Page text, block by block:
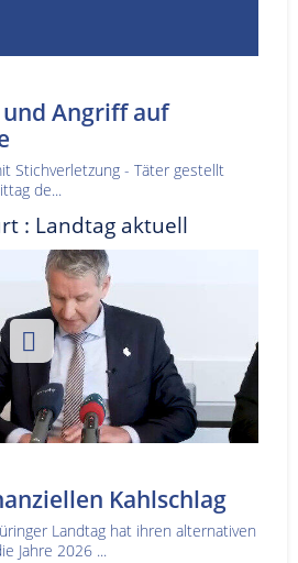
Angriff auf
Stichverletzung - Täter gestellt
de...
: Landtag aktuell
Kahlschlag
Landtag hat ihren alternativen
Jahre 2026 ...